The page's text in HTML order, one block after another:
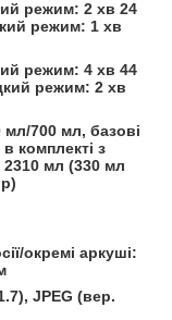
режим: 2 хв 24
режим: 1 хв
режим: 4 хв 44
режим: 2 хв
мл/700 мл, базові
комплекті з
мл (330 мл
окремі аркуші:
JPEG (вер.